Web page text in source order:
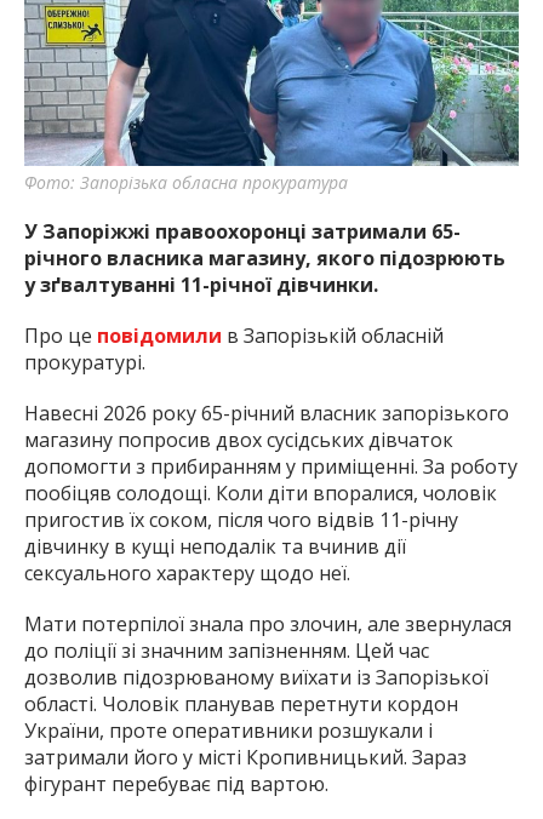
найважливішу інформацію про події
міста Запоріжжя та області.
Фото: Запорізька обласна прокуратура
У Запоріжжі правоохоронці затримали 65-
річного власника магазину, якого підозрюють
у зґвалтуванні 11-річної дівчинки.
Про це повідомили в Запорізькій обласній
прокуратурі.
Навесні 2026 року 65-річний власник запорізького
магазину попросив двох сусідських дівчаток
допомогти з прибиранням у приміщенні. За роботу
пообіцяв солодощі. Коли діти впоралися, чоловік
пригостив їх соком, після чого відвів 11-річну
дівчинку в кущі неподалік та вчинив дії
сексуального характеру щодо неї.
Мати потерпілої знала про злочин, але звернулася
до поліції зі значним запізненням. Цей час
дозволив підозрюваному виїхати із Запорізької
області. Чоловік планував перетнути кордон
України, проте оперативники розшукали і
затримали його у місті Кропивницький. Зараз
фігурант перебуває під вартою.